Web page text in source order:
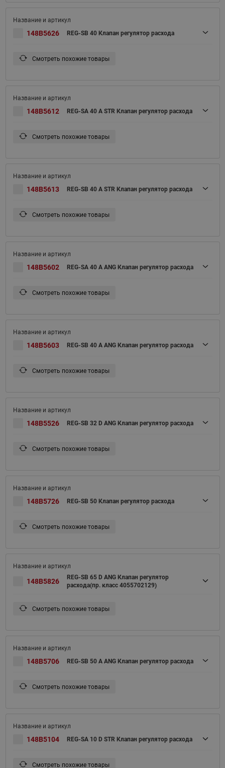
148B5626 REG-SB 40 Клапан регулятор расхода
Смотреть похожие товары
148B5612 REG-SA 40 A STR Клапан регулятор расхода
Смотреть похожие товары
148B5613 REG-SB 40 A STR Клапан регулятор расхода
Смотреть похожие товары
148B5602 REG-SA 40 A ANG Клапан регулятор расхода
Смотреть похожие товары
148B5603 REG-SB 40 A ANG Клапан регулятор расхода
Смотреть похожие товары
148B5526 REG-SB 32 D ANG Клапан регулятор расхода
Смотреть похожие товары
148B5726 REG-SB 50 Клапан регулятор расхода
Смотреть похожие товары
148B5826
REG-SB 65 D ANG Клапан регулятор
расхода(пр. класс 4055702129)
Смотреть похожие товары
148B5706 REG-SB 50 A ANG Клапан регулятор расхода
Смотреть похожие товары
148B5104 REG-SA 10 D STR Клапан регулятор расхода
Смотреть похожие товары